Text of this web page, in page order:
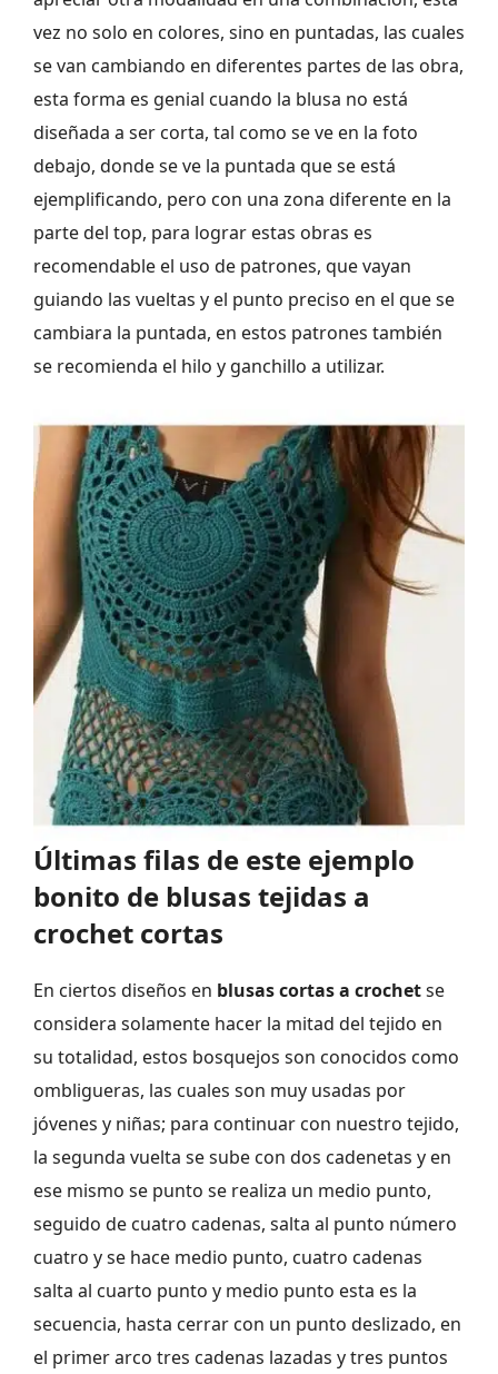
vez no solo en colores, sino en puntadas, las cuales
se van cambiando en diferentes partes de las obra,
esta forma es genial cuando la blusa no está
diseñada a ser corta, tal como se ve en la foto
debajo, donde se ve la puntada que se está
ejemplificando, pero con una zona diferente en la
parte del top, para lograr estas obras es
recomendable el uso de patrones, que vayan
guiando las vueltas y el punto preciso en el que se
cambiara la puntada, en estos patrones también
se recomienda el hilo y ganchillo a utilizar.
Últimas filas de este ejemplo
bonito de blusas tejidas a
crochet cortas
En ciertos diseños en blusas cortas a crochetse
considera solamente hacer la mitad del tejido en
su totalidad, estos bosquejos son conocidos como
ombligueras, las cuales son muy usadas por
jóvenes y niñas; para continuar con nuestro tejido,
la segunda vuelta se sube con dos cadenetas y en
ese mismo se punto se realiza un medio punto,
seguido de cuatro cadenas, salta al punto número
cuatro y se hace medio punto, cuatro cadenas
salta al cuarto punto y medio punto esta es la
secuencia, hasta cerrar con un punto deslizado, en
el primer arco tres cadenas lazadas y tres puntos